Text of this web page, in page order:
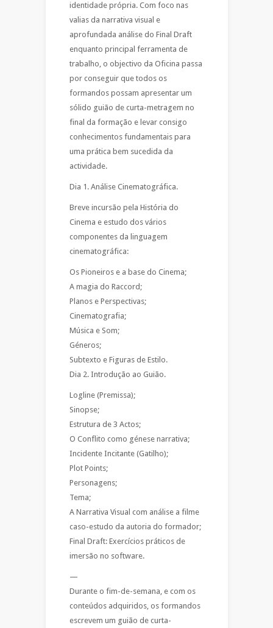
identidade própria. Com foco nas
valias da narrativa visual e
aprofundada análise do Final Draft
enquanto principal ferramenta de
trabalho, o objectivo da Oficina passa
por conseguir que todos os
formandos possam apresentar um
sólido guião de curta-metragem no
final da formação e levar consigo
conhecimentos fundamentais para
uma prática bem sucedida da
actividade.
Dia 1. Análise Cinematográfica.
Breve incursão pela História do
Cinema e estudo dos vários
componentes da linguagem
cinematográfica:
Os Pioneiros e a base do Cinema;
A magia do Raccord;
Planos e Perspectivas;
Cinematografia;
Música e Som;
Géneros;
Subtexto e Figuras de Estilo.
Dia 2. Introdução ao Guião.
Logline (Premissa);
Sinopse;
Estrutura de 3 Actos;
O Conflito como génese narrativa;
Incidente Incitante (Gatilho);
Plot Points;
Personagens;
Tema;
A Narrativa Visual com análise a filme
caso-estudo da autoria do formador;
Final Draft: Exercícios práticos de
imersão no software.
—
Durante o fim-de-semana, e com os
conteúdos adquiridos, os formandos
escrevem um guião de curta-